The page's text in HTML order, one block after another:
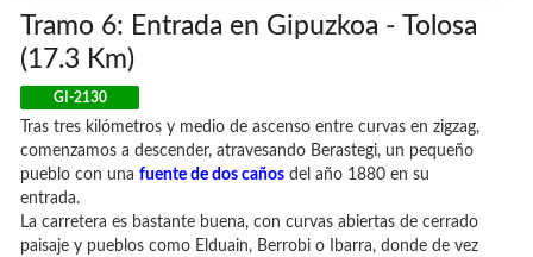
Tramo 6: Entrada en Gipuzkoa - Tolosa
(17.3 Km)
GI-2130
Tras tres kilómetros y medio de ascenso entre curvas en zigzag,
comenzamos a descender, atravesando Berastegi, un pequeño
pueblo con una fuente de dos caños del año 1880 en su
entrada.
La carretera es bastante buena, con curvas abiertas de cerrado
paisaje y pueblos como Elduain, Berrobi o Ibarra, donde de vez